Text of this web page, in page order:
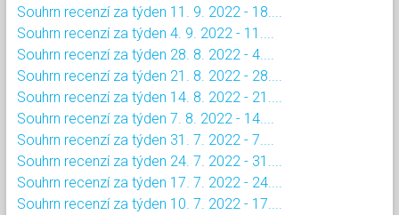
Souhrn recenzí za týden 11. 9. 2022 - 18....
Souhrn recenzí za týden 4. 9. 2022 - 11....
Souhrn recenzí za týden 28. 8. 2022 - 4....
Souhrn recenzí za týden 21. 8. 2022 - 28....
Souhrn recenzí za týden 14. 8. 2022 - 21....
Souhrn recenzí za týden 7. 8. 2022 - 14....
Souhrn recenzí za týden 31. 7. 2022 - 7....
Souhrn recenzí za týden 24. 7. 2022 - 31....
Souhrn recenzí za týden 17. 7. 2022 - 24....
Souhrn recenzí za týden 10. 7. 2022 - 17....